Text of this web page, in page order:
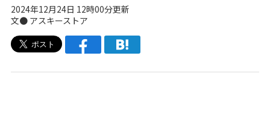
2024年12月24日 12時00分更新
文● アスキーストア